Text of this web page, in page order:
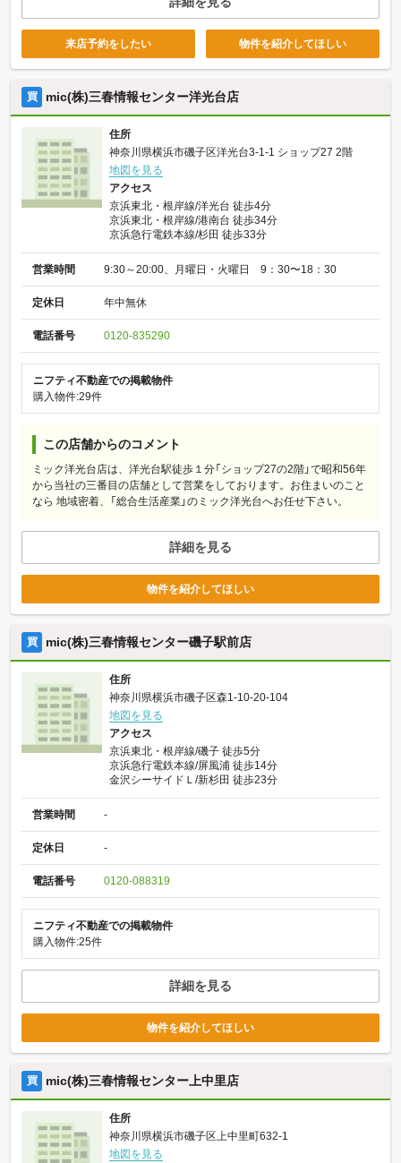
来店予約をしたい 物件を紹介してほしい
買 mic(株)三春情報センター洋光台店
住所
神奈川県横浜市磯子区洋光台3-1-1 ショップ27 2階
地図を見る
アクセス
京浜東北・根岸線/洋光台 徒歩4分
京浜東北・根岸線/港南台 徒歩34分
京浜急行電鉄本線/杉田 徒歩33分
営業時間 9:30～20:00、月曜日・火曜日 9：30〜18：30
定休日 年中無休
電話番号 0120-835290
ニフティ不動産での掲載物件
購入物件:29件
この店舗からのコメント
ミック洋光台店は、洋光台駅徒歩１分「ショップ27の2階」で昭和56年
から当社の三番目の店舗として営業をしております。お住まいのこと
なら 地域密着、「総合生活産業」のミック洋光台へお任せ下さい。
詳細を見る
物件を紹介してほしい
買 mic(株)三春情報センター磯子駅前店
住所
神奈川県横浜市磯子区森1-10-20-104
地図を見る
アクセス
京浜東北・根岸線/磯子 徒歩5分
京浜急行電鉄本線/屏風浦 徒歩14分
金沢シーサイドＬ/新杉田 徒歩23分
営業時間 -
定休日 -
電話番号 0120-088319
ニフティ不動産での掲載物件
購入物件:25件
詳細を見る
物件を紹介してほしい
買 mic(株)三春情報センター上中里店
住所
神奈川県横浜市磯子区上中里町632-1
地図を見る